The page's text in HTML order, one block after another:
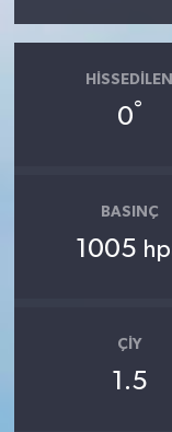
HISSEDILEN
0°
BASINÇ
1005
ÇIY
1.5